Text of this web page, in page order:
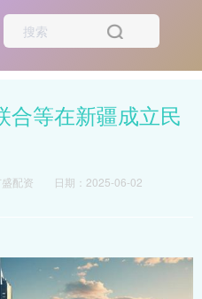
合等在新疆成立民
配资
日期：2025-06-02